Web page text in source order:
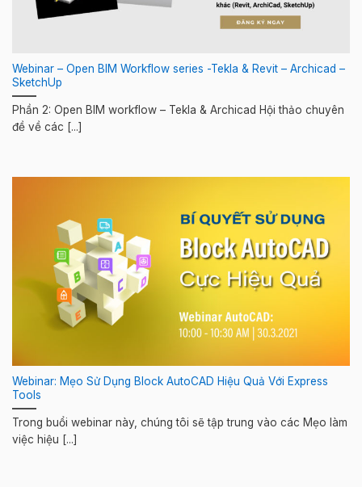
Webinar – Open BIM Workflow series -Tekla & Revit – Archicad –
SketchUp
Phần 2: Open BIM workflow – Tekla & Archicad Hội thảo chuyên
đề về các [...]
Webinar: Mẹo Sử Dụng Block AutoCAD Hiệu Quả Với Express
Tools
Trong buổi webinar này, chúng tôi sẽ tập trung vào các Mẹo làm
việc hiệu [...]